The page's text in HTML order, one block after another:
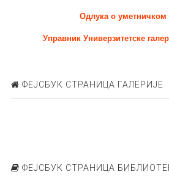
Одлука о уметничком
Управник Универзитетске
ФЕЈСБУК СТРАНИЦА ГАЛЕРИЈЕ
ФЕЈСБУК СТРАНИЦА